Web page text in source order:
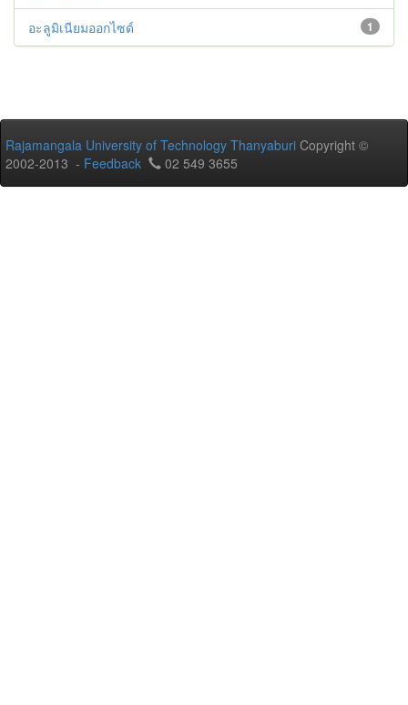
1
อะลูมิเนียมออกไซด์
Rajamangala University of Technology Thanyaburi Copyright ©
2002-2013 - Feedback 02 549 3655